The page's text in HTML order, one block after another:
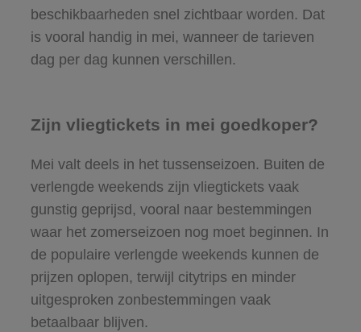
beschikbaarheden snel zichtbaar worden. Dat
is vooral handig in mei, wanneer de tarieven
dag per dag kunnen verschillen.
Zijn vliegtickets in mei goedkoper?
Mei valt deels in het tussenseizoen. Buiten de
verlengde weekends zijn vliegtickets vaak
gunstig geprijsd, vooral naar bestemmingen
waar het zomerseizoen nog moet beginnen. In
de populaire verlengde weekends kunnen de
prijzen oplopen, terwijl citytrips en minder
uitgesproken zonbestemmingen vaak
betaalbaar blijven.